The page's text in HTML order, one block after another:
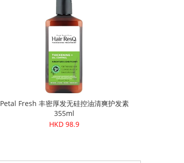
Petal Fresh 丰密厚发无硅控油清爽护发素
355ml
HKD 98.9